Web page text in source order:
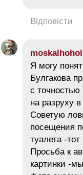
Відповісти
moskalhohol
Я могу
Булгакова
с точностью
на разруху в
Советую
посещения
туалета -тот
Просьба к
картинки -